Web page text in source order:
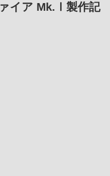
イア Mk.Ⅰ製作記